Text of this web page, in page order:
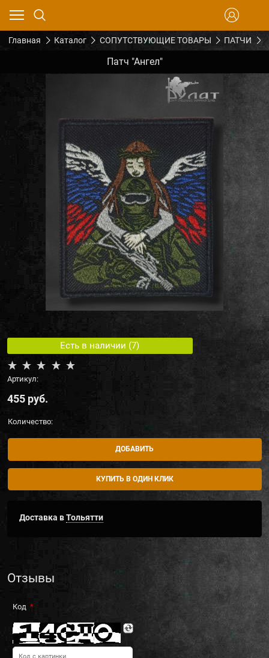
Главная Каталог СОПУТСТВУЮЩИЕ ТОВАРЫ ПАТЧИ
Патч "Ангел"
Есть в наличии (7)
Артикул:
455 руб.
Количество:
ДОБАВИТЬ
КУПИТЬ В ОДИН КЛИК
Доставка вТольятти
Отзывы
Код